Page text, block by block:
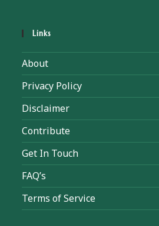
Links
About
Privacy Policy
Disclaimer
Contribute
Get In Touch
FAQ’s
Terms of Service